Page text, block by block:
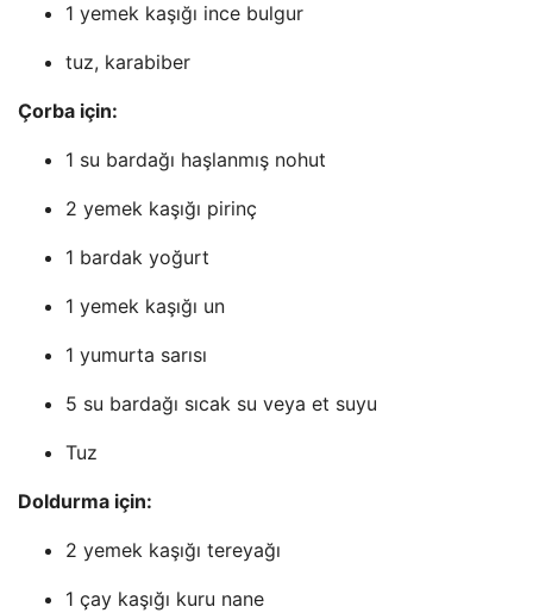
1 yemek kaşığı ince bulgur
tuz, karabiber
Çorba için:
1 su bardağı haşlanmış nohut
2 yemek kaşığı pirinç
1 bardak yoğurt
1 yemek kaşığı un
1 yumurta sarısı
5 su bardağı sıcak su veya et suyu
Tuz
Doldurma için:
2 yemek kaşığı tereyağı
1 çay kaşığı kuru nane